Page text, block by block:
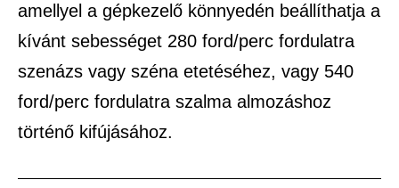
amellyel a gépkezelő könnyedén beállíthatja a
kívánt sebességet 280 ford/perc fordulatra
szenázs vagy széna etetéséhez, vagy 540
ford/perc fordulatra szalma almozáshoz
történő kifújásához.